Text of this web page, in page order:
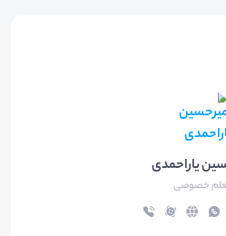
یاراحمدی
خصوصی